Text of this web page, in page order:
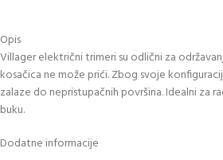
Opis
Villager električni trimeri su odlični za
kosačica ne može prići. Zbog svoje
zalaze do nepristupačnih površina. Idealni za
buku.
Dodatne informacije